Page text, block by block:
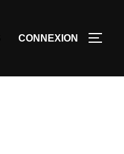
CONNEXION